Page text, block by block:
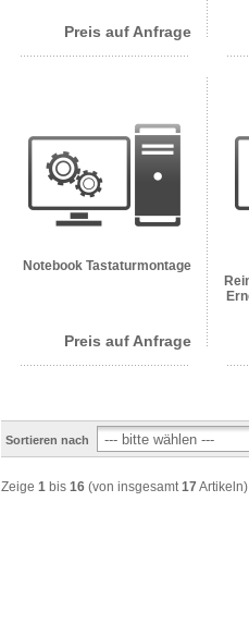
Preis auf Anfrage
Notebook Tastaturmontage
Preis auf Anfrage
Sortieren nach
Zeige 1 bis 16 (von insgesamt17 Artikeln)